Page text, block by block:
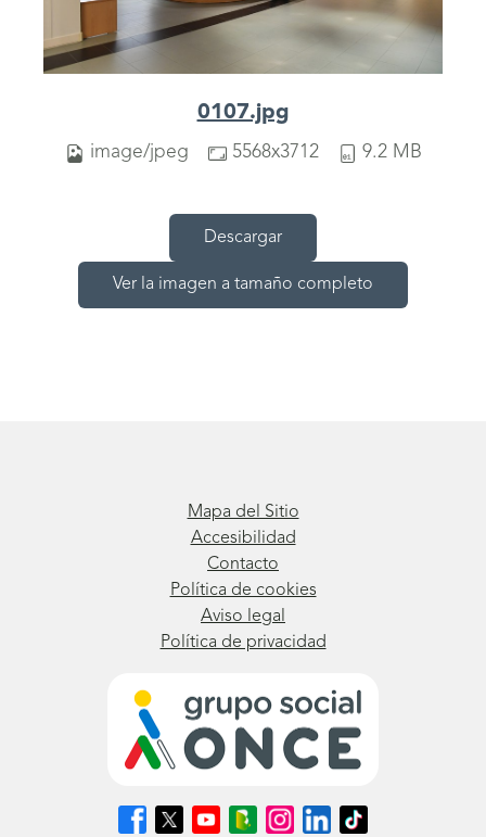
0107.jpg
image/jpeg 5568x3712 9.2 MB
Descargar
Ver la imagen a tamaño completo
Mapa del Sitio
Accesibilidad
Contacto
Política de cookies
Aviso legal
Política de privacidad
SíguenosSíguenosSíguenosSíguenosSíguenosSíguenosSíguenos